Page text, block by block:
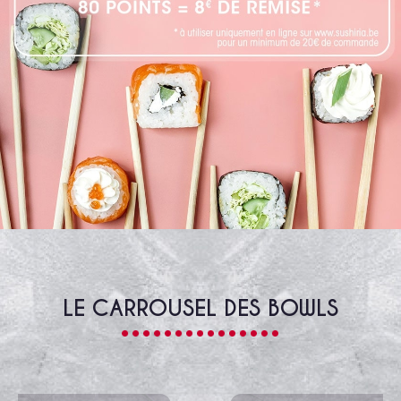
LE CARROUSEL DES BOWLS